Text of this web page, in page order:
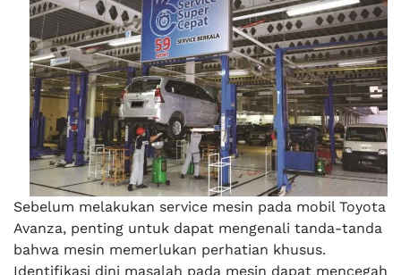
Sebelum melakukan service mesin pada mobil Toyota
Avanza, penting untuk dapat mengenali tanda-tanda
bahwa mesin memerlukan perhatian khusus.
Identifikasi dini masalah pada mesin dapat mencegah